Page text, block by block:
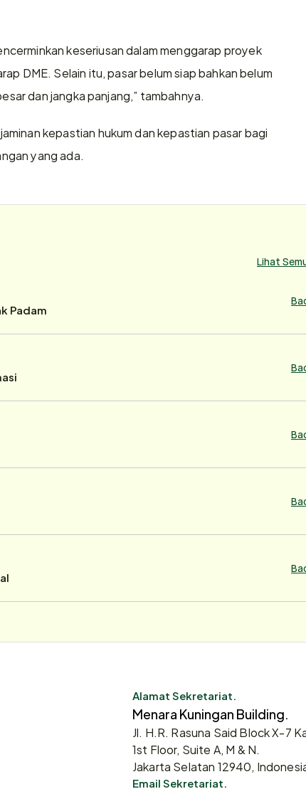
keseriusan dalam menggarap proyek
DME. Selain itu, pasar belum siap bahkan belum
dan jangka panjang,” tambahnya.
kepastian hukum dan kepastian pasar bagi
yang ada.
Lihat
Padam
Alamat Sekretariat.
Menara Kuningan Building.
Jl. H.R. Rasuna Said Block X-7
1st Floor, Suite A, M & N.
Jakarta Selatan 12940,
Email Sekretariat.